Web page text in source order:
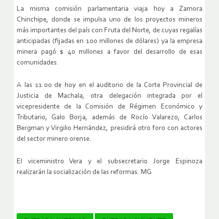
La misma comisión parlamentaria viaja hoy a Zamora
Chinchipe, donde se impulsa uno de los proyectos mineros
más importantes del país con Fruta del Norte, de cuyas regalías
anticipadas (fijadas en 100 millones de dólares) ya la empresa
minera pagó $ 40 millones a favor del desarrollo de esas
comunidades.
A las 11:00 de hoy en el auditorio de la Corte Provincial de
Justicia de Machala, otra delegación integrada por el
vicepresidente de la Comisión de Régimen Económico y
Tributario, Galo Borja, además de Rocío Valarezo, Carlos
Bergman y Virgilio Hernández, presidirá otro foro con actores
del sector minero orense.
El viceministro Vera y el subsecretario Jorge Espinoza
realizarán la socialización de las reformas. MG